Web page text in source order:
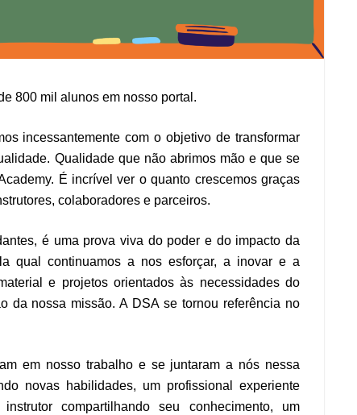
800 mil alunos em nosso portal.
incessantemente com o objetivo de transformar
Qualidade que não abrimos mão e que se
É incrível ver o quanto crescemos graças
colaboradores e parceiros.
é uma prova viva do poder e do impacto da
qual continuamos a nos esforçar, a inovar e a
e projetos orientados às necessidades do
da nossa missão. A DSA se tornou referência no
em nosso trabalho e se juntaram a nós nessa
novas habilidades, um profissional experiente
compartilhando seu conhecimento, um